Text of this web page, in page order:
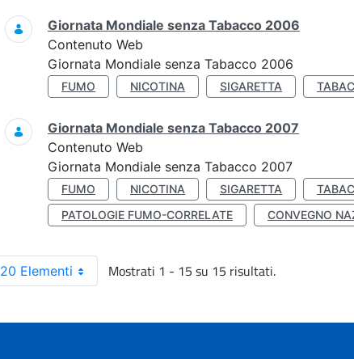
Giornata Mondiale senza Tabacco 2006
Contenuto Web
Giornata Mondiale senza Tabacco 2006
FUMO NICOTINA SIGARETTA
Giornata Mondiale senza Tabacco 2007
Contenuto Web
Giornata Mondiale senza Tabacco 2007
FUMO NICOTINA SIGARETTA
PATOLOGIE FUMO-CORRELATE
CONVEGNO
20 Elementi Mostrati 1 - 15 su 15 risultati.